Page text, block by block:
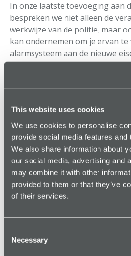
This website uses cookies
We use cookies to personalise
provide social media features and
We also share information about
our social media, advertising and
may combine it with other
provided to them or that they’ve
of their services.
Selection
Necessary
In onze laatste toevoeging aan
bespreken we niet alleen de
werkwijze van de politie, maar
kan ondernemen om je ervan
alarmsysteem aan de nieuwe
particuliere alarmcentrale een
persoonlijke
SoloProtect misschien de juiste
Met een veiligheidsoplossing
jouw medewerkers niet alleen
slaan bij overvallen, maar ook
bedreiging of bij ongevallen en
Lees onze nieuwste toevoeging
om meer te leren over dit
eerst checken, dan politie!